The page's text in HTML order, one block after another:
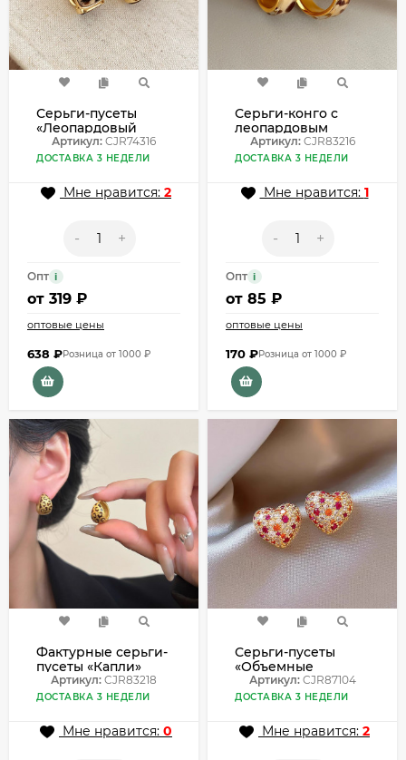
Серьги-пусеты
«Леопардовый
квадрат» CJR74316
Артикул: CJR74316
ДОСТАВКА 3 НЕДЕЛИ
Мне нравится: 2
- +
Опт i
от 319 ₽
оптовые цены
638 ₽Розница от 1000 ₽
Серьги-конго с
леопардовым
принтом CJR83216
Артикул:CJR83216
ДОСТАВКА 3 НЕДЕЛИ
Мне нравится: 1
- +
Опт i
от 85 ₽
оптовые цены
170 ₽Розница от 1000 ₽
Фактурные серьги-
пусеты «Капли»
CJR83218
Артикул: CJR83218
ДОСТАВКА 3 НЕДЕЛИ
Мне нравится: 0
Серьги-пусеты
«Объемные
сердца» с
кристаллами
Артикул:CJR87104
ДОСТАВКА 3 НЕДЕЛИ
Мне нравится: 2